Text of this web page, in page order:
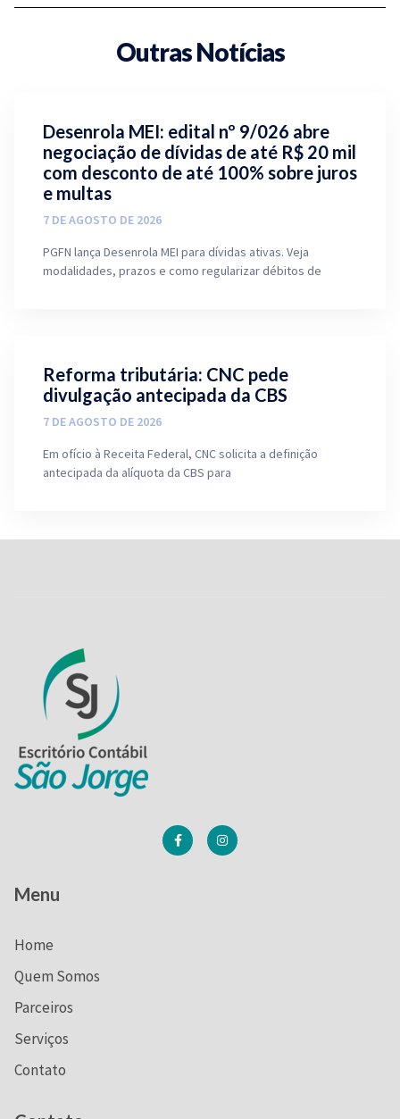
Outras Notícias
Desenrola MEI: edital nº 9/026 abre
negociação de dívidas de até R$ 20 mil
com desconto de até 100% sobre juros
e multas
7 DE AGOSTO DE 2026
PGFN lança Desenrola MEI para dívidas ativas. Veja
modalidades, prazos e como regularizar débitos de
Reforma tributária: CNC pede
divulgação antecipada da CBS
7 DE AGOSTO DE 2026
Em ofício à Receita Federal, CNC solicita a definição
antecipada da alíquota da CBS para
Menu
Home
Quem Somos
Parceiros
Serviços
Contato